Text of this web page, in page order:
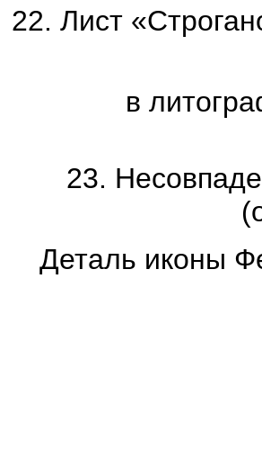
22. Лист
в
23.
Деталь иконы